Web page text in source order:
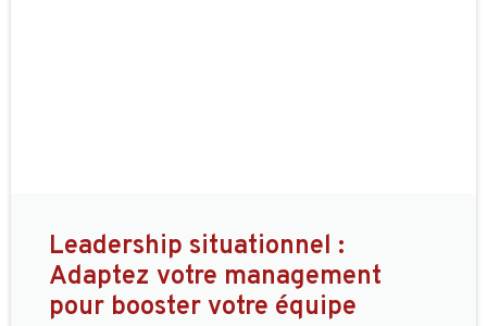
Leadership situationnel :
Adaptez votre management
pour booster votre équipe